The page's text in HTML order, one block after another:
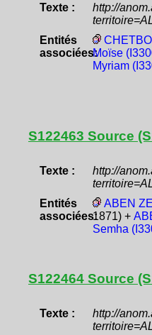
Texte :
http://
Entités
associées:Moïse
Myriam
S122463 Source
Texte :
http://
Entités
associées:
ABEN
1871) +
Semha
S122464 Source
Texte :
http://